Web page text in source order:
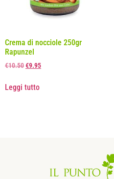
Crema di nocciole 250gr
Rapunzel
€10.50€9.95
Leggi tutto